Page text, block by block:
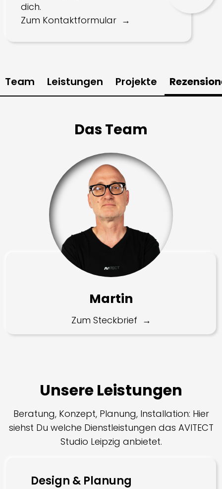
dich.
Zum Kontaktformular
Team Leistungen Projekte
Das Team
Martin
Zum Steckbrief
Unsere Leistungen
Beratung, Konzept, Planung, Installation: Hier
siehst Du welche Dienstleistungen das AVITECT
Studio Leipzig anbietet.
Design & Planung